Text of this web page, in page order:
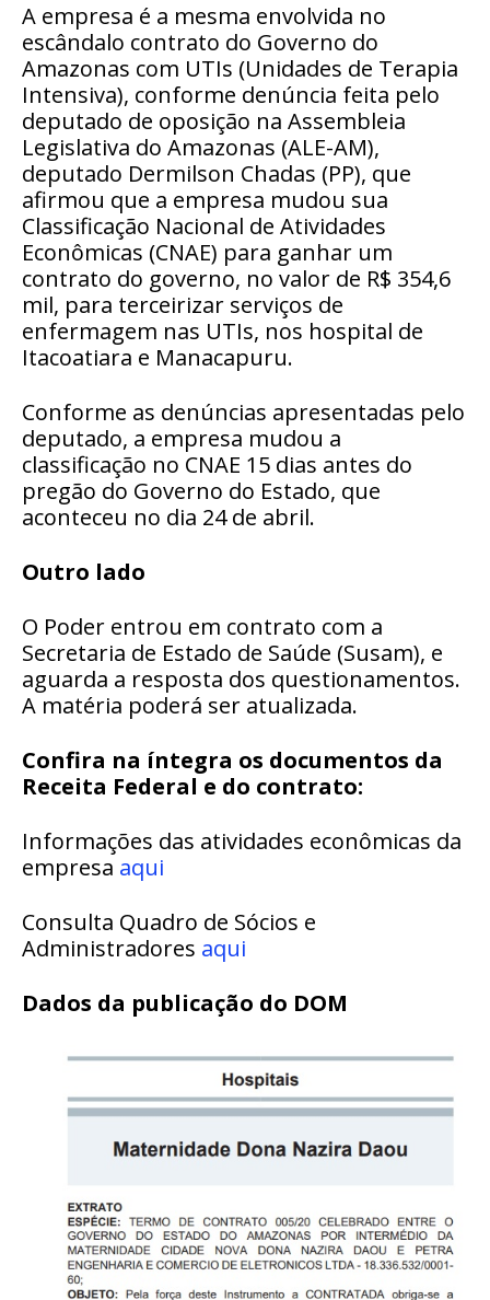
A empresa é a mesma envolvida no
escândalo contrato do Governo do
Amazonas com UTIs (Unidades de Terapia
Intensiva), conforme denúncia feita pelo
deputado de oposição na Assembleia
Legislativa do Amazonas (ALE-AM),
deputado Dermilson Chadas (PP), que
afirmou que a empresa mudou sua
Classificação Nacional de Atividades
Econômicas (CNAE) para ganhar um
contrato do governo, no valor de R$ 354,6
mil, para terceirizar serviços de
enfermagem nas UTIs, nos hospital de
Itacoatiara e Manacapuru.
Conforme as denúncias apresentadas pelo
deputado, a empresa mudou a
classificação no CNAE 15 dias antes do
pregão do Governo do Estado, que
aconteceu no dia 24 de abril.
Outro lado
O Poder entrou em contrato com a
Secretaria de Estado de Saúde (Susam), e
aguarda a resposta dos questionamentos.
A matéria poderá ser atualizada.
Confira na íntegra os documentos da
Receita Federal e do contrato:
Informações das atividades econômicas da
empresa aqui
Consulta Quadro de Sócios e
Administradores aqui
Dados da publicação do DOM